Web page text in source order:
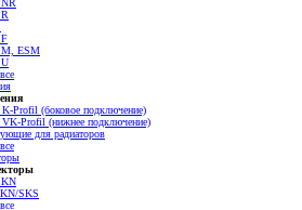
ESM
K-Profil (боковое подключение)
VK-Profil (нижнее подключение)
для радиаторов
SKS